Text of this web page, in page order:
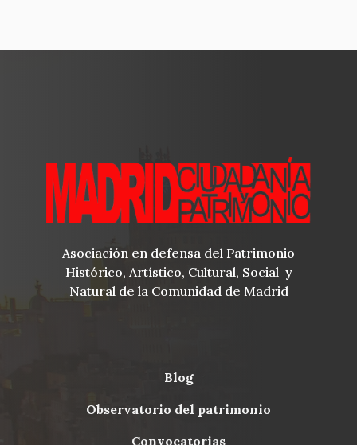
Asociación en defensa del Patrimonio
Histórico, Artístico, Cultural, Social y
Natural de la Comunidad de Madrid
Menu
blog
observatorio del patrimonio
convocatorias